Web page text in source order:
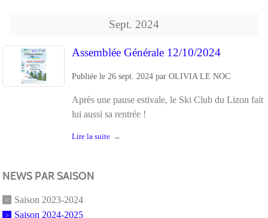
Sept. 2024
Assemblée Générale 12/10/2024
Publiée le 26 sept. 2024 par OLIVIA LE NOC
Après une pause estivale, le Ski Club du Lizon fait
lui aussi sa rentrée !
Lire la suite
NEWS PAR SAISON
Saison 2023-2024
Saison 2024-2025